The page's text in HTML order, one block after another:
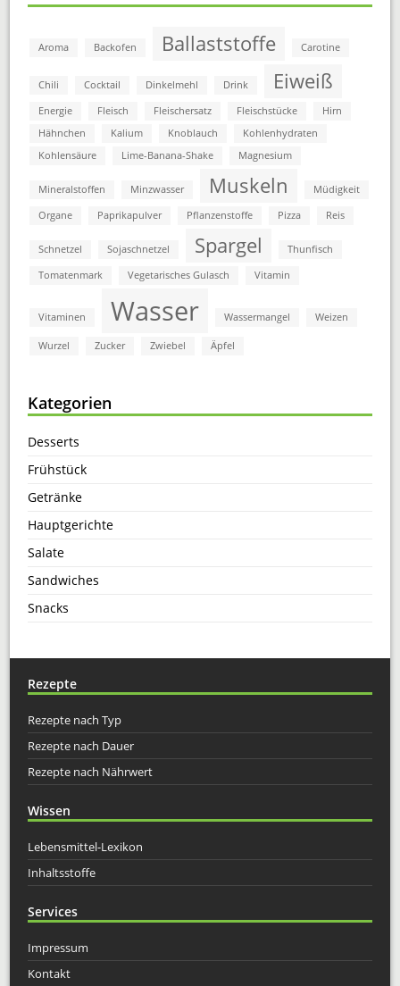
Aroma Backofen Ballaststoffe Carotine
Chili Cocktail Dinkelmehl Drink Eiweiß
Energie Fleisch Fleischersatz Fleischstücke
Hirn
Hähnchen
Kalium Knoblauch
Kohlenhydraten
Kohlensäure
Lime-Banana-Shake Magnesium
Mineralstoffen Minzwasser Muskeln Müdigkeit
Organe Paprikapulver Pflanzenstoffe Pizza Reis
Schnetzel Sojaschnetzel Spargel Thunfisch
Tomatenmark Vegetarisches Gulasch Vitamin
Vitaminen Wasser Wassermangel Weizen
Wurzel Zucker Zwiebel Äpfel
Kategorien
Desserts
Frühstück
Getränke
Hauptgerichte
Salate
Sandwiches
Snacks
Rezepte
Rezepte nach Typ
Rezepte nach Dauer
Rezepte nach Nährwert
Wissen
Lebensmittel-Lexikon
Inhaltsstoffe
Services
Impressum
Kontakt